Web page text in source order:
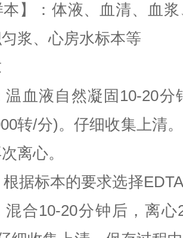
本】：体液、血清、血
浆、心房水标本等
温血液自然凝固10-20
转/分)。仔细收集上清
离心。
据标本的要求选择
合10-20分钟后，离心